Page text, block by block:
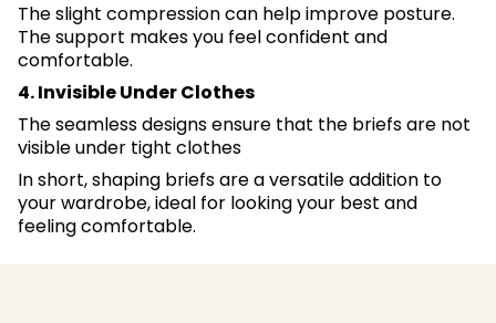
The slight compression can help improve posture.
The support makes you feel confident and
comfortable.
4. Invisible Under Clothes
The seamless designs ensure that the briefs are not
visible under tight clothes
In short, shaping briefs are a versatile addition to
your wardrobe, ideal for looking your best and
feeling comfortable.